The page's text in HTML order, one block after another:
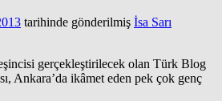
tarihinde gönderilmiş İsa Sarı
gerçekleştirilecek olan Türk Blog
Ankara’da ikâmet eden pek çok genç